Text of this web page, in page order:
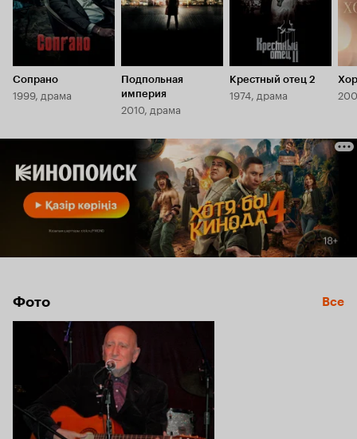
Сопрано
1999, драма
Подпольная
империя
2010, драма
Крестный отец 2
1974, драма
Фото Все